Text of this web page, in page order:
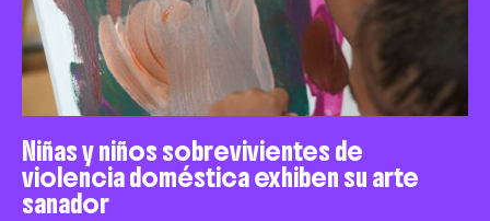
Niñas y niños sobrevivientes de
violencia doméstica exhiben su arte
sanador